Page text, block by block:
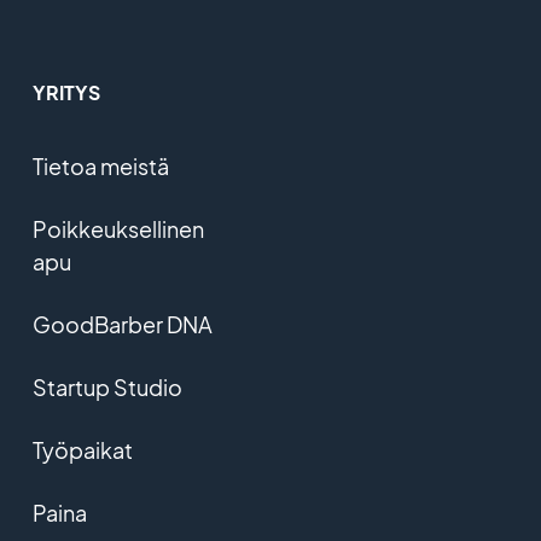
YRITYS
Tietoa meistä
Poikkeuksellinen
apu
GoodBarber DNA
Startup Studio
Työpaikat
Paina